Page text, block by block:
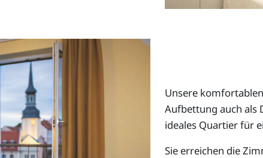
Unsere
Aufbettung auch als
ideales Quartier für
Sie erreichen die